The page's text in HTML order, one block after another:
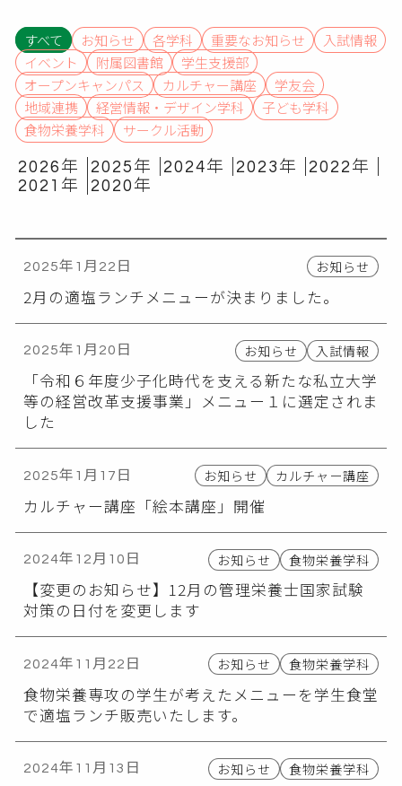
すべて お知らせ 各学科 重要なお知らせ
入試情報
イベント
附属図書館
学生支援部
オープンキャンパス
カルチャー講座
学友会
地域連携
経営情報・デザイン学科
子ども学科
食物栄養学科
サークル活動
2026年 2025年 2024年 2023年
2022年
2021年
2020年
2025年1月22日 お知らせ
2月の適塩ランチメニューが決まりました。
2025年1月20日 お知らせ 入試情報
「令和６年度少子化時代を支える新たな私立大学
等の経営改革支援事業」メニュー１に選定されま
した
2025年1月17日 お知らせ カルチャー講座
カルチャー講座「絵本講座」開催
2024年12月10日 お知らせ 食物栄養学科
【変更のお知らせ】12月の管理栄養士国家試験
対策の日付を変更します
2024年11月22日 お知らせ 食物栄養学科
食物栄養専攻の学生が考えたメニューを学生食堂
で適塩ランチ販売いたします。
2024年11月13日 お知らせ 食物栄養学科